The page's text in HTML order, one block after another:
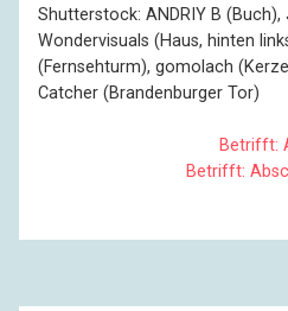
Shutterstock: ANDRIY B
Wondervisuals (Haus, hinten
(Fernsehturm), gomolach
Catcher (Brandenburger Tor)
Betrifft:
Betrifft: